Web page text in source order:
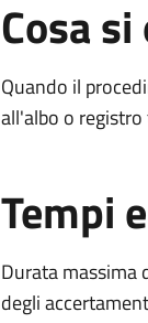
Cosa
Quando il
all'albo o
Tempi
Durata massima
degli